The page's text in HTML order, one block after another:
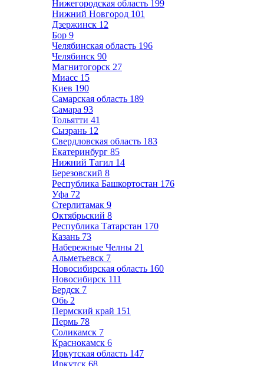
Нижегородская область 199
Нижний Новгород 101
Дзержинск 12
Бор 9
Челябинская область 196
Челябинск 90
Магнитогорск 27
Миасс 15
Киев 190
Самарская область 189
Самара 93
Тольятти 41
Сызрань 12
Свердловская область 183
Екатеринбург 85
Нижний Тагил 14
Березовский 8
Республика Башкортостан 176
Уфа 72
Стерлитамак 9
Октябрьский 8
Республика Татарстан 170
Казань 73
Набережные Челны 21
Альметьевск 7
Новосибирская область 160
Новосибирск 111
Бердск 7
Обь 2
Пермский край 151
Пермь 78
Соликамск 7
Краснокамск 6
Иркутская область 147
Иркутск 68